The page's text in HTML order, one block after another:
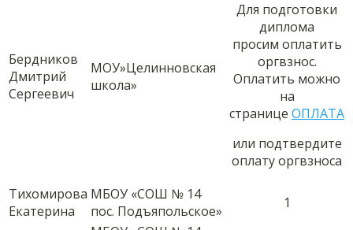
Бердников
Дмитрий
Сергеевич
МОУ»Целинновская
школа»
Для подготовки
диплома
просим оплатить
оргвзнос.
Оплатить можно
на
странице ОПЛАТА
или подтвердите
оплату оргвзноса
Тихомирова
Екатерина
МБОУ «СОШ № 14
пос. Подъяпольское»
1